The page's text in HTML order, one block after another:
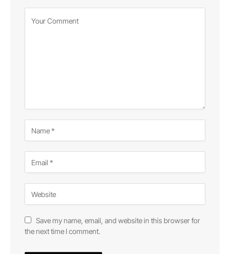
Save my name, email, and website in this browser for
the next time I comment.